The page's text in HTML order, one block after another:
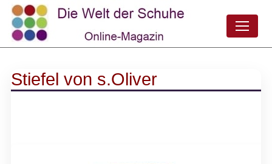
Stiefel von s.Oliver